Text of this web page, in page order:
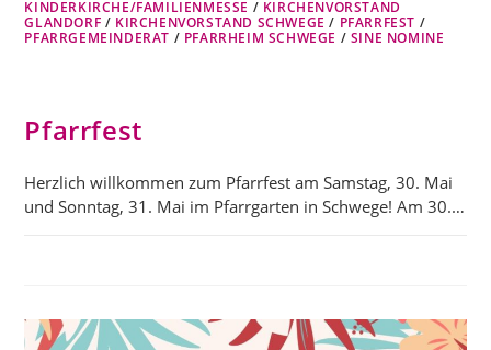
KINDERKIRCHE/FAMILIENMESSE / KIRCHENVORSTAND
GLANDORF / KIRCHENVORSTAND SCHWEGE / PFARRFEST /
PFARRGEMEINDERAT / PFARRHEIM SCHWEGE / SINE NOMINE
Pfarrfest
Herzlich willkommen zum Pfarrfest am Samstag, 30. Mai
und Sonntag, 31. Mai im Pfarrgarten in Schwege! Am 30.…